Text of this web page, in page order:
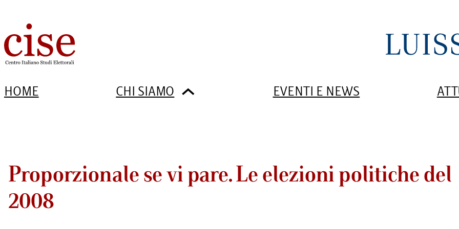
HOME CHI SIAMO EVENTI E NEWS
Proporzionale se vi pare. Le elezioni politiche del
2008